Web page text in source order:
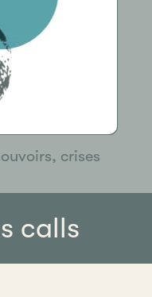
crises
calls